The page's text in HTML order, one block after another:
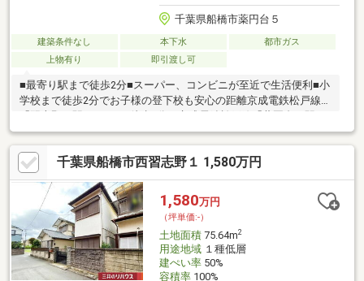
千葉県船橋市薬円台５
建築条件なし 本下水
都市ガス
上物有り
即引渡し可
■最寄り駅まで徒歩2分■スーパー、コンビニが至近で生活便利■小
学校まで徒歩2分でお子様の登下校も安心の距離京成電鉄松戸線
780m（徒歩10分）東葉高速鉄道「北習志野」駅／950m（徒歩12
分）○○周辺環境○○ローソン・スリーエフ船橋習志野台店／
150m（徒歩2分）マルエツ習志野店／160m（徒歩2分）ビッグ・
エー船橋習志野台店／420m（徒歩6分）船橋市立薬円台小学校／
160m（徒歩2分）
千葉県船橋市西習志野１ 1,580万円
1,580万円
（坪単価:-）
土地面積75.64m2
用途地域１種低層
建ぺい率50%
容積率100%